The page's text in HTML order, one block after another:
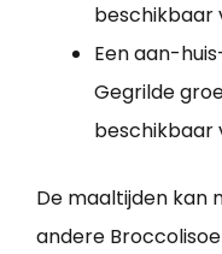
beschikbaar
Een aan-
Gegrilde
beschikbaar
De maaltijden kan
andere